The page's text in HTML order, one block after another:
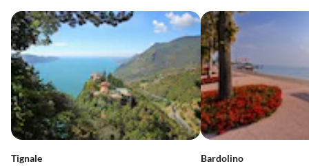
Tignale Bardolino